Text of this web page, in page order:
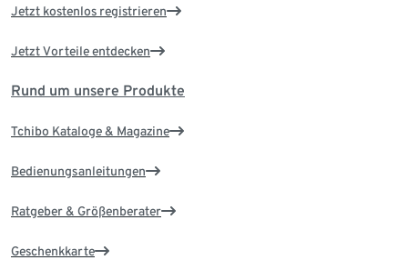
Jetzt kostenlos registrieren
Jetzt Vorteile entdecken
Rund um unsere Produkte
Tchibo Kataloge & Magazine
Bedienungsanleitungen
Ratgeber & Größenberater
Geschenkkarte